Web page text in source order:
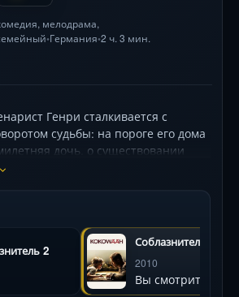
, мелодрама,
•Германия•2 ч. 3 мин.
Генри сталкивается с
судьбы: на пороге его дома
дочь, о существовании
Теперь ему предстоит
Ироничная комедия
ценностях и брутальном
каждый шаг героя ведет к
2
Соблазнитель
2010
Вы смотрите